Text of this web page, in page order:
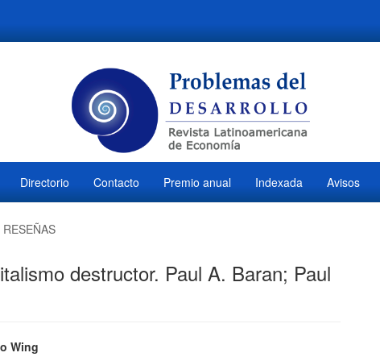
Directorio Contacto Premio anual Indexada Avisos
RESEÑAS
destructor. Paul A. Baran; Paul
Wing